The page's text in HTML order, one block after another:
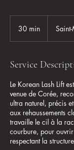
30 min
n
Service
Le Korean Lash Lift
venue de Corée,
ultra naturel, précis
aux rehaussements
travaille le cil à la
courbure, pour
respectant la